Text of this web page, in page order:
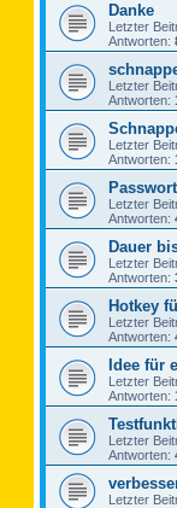
Danke
Letzter
Antworten:
Letzter
Antworten:
Letzter
Antworten:
Letzter
Antworten:
Dauer
Letzter
Antworten:
Hotkey
Letzter
Antworten:
Idee für
Letzter
Antworten:
Letzter
Antworten:
Letzter